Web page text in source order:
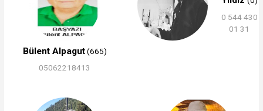
Bülent Alpagut(665)
05062218413
0 544 430
01 31